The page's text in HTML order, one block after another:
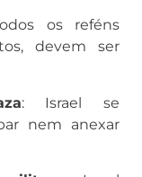
os reféns
devem ser
: Israel se
nem anexar